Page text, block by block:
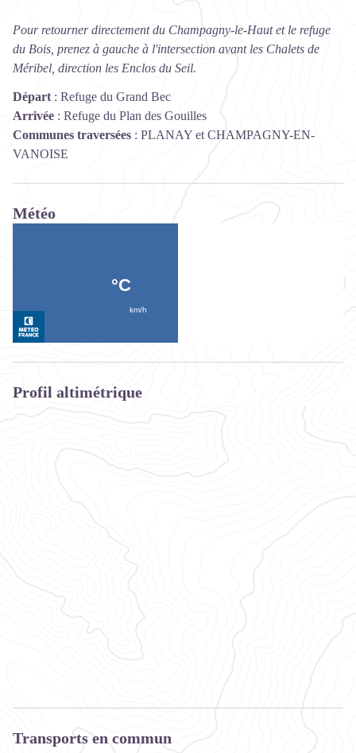
Pour retourner directement du Champagny-le-Haut et le refuge
du Bois, prenez à gauche à l'intersection avant les Chalets de
Méribel, direction les Enclos du Seil.
Départ : Refuge du Grand Bec
Arrivée : Refuge du Plan des Gouilles
Communes traversées : PLANAY et CHAMPAGNY-EN-
VANOISE
Météo
Profil altimétrique
Transports en commun